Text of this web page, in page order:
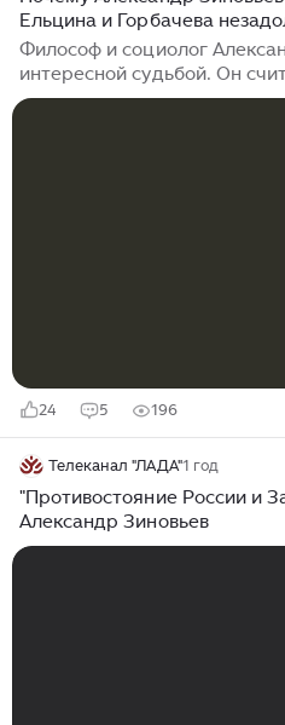
Ельцина и Горбачева
Философ и социолог
интересной судьбой. Он
диссидентом, в итоге
24 5 196
Телеканал "ЛАДА"1 год
"Противостояние России и
Александр Зиновьев